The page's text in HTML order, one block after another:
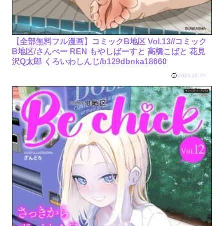
【全部無料フル漫画】コミックB地区 Vol.13//コミック
B地区/さんぺー REN もやしばーすと 高橋こばと 花見
沢Q太郎 くろいわしんじ/b129dbnka18660
2025.10.20